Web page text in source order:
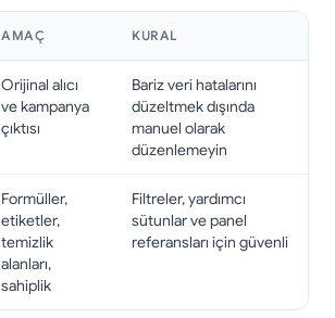
AMAÇ KURAL
Orijinal alıcı
ve kampanya
çıktısı
Bariz veri hatalarını
düzeltmek dışında
manuel olarak
düzenlemeyin
Formüller,
etiketler,
temizlik
alanları,
sahiplik
Filtreler, yardımcı
sütunlar ve panel
referansları için güvenli